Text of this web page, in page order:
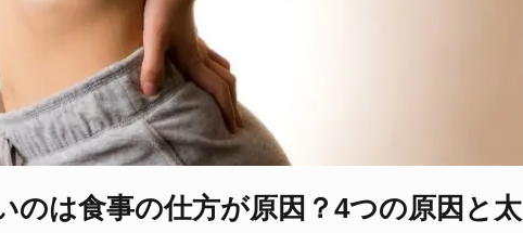
のは食事の仕方が原因？4つの原因と太